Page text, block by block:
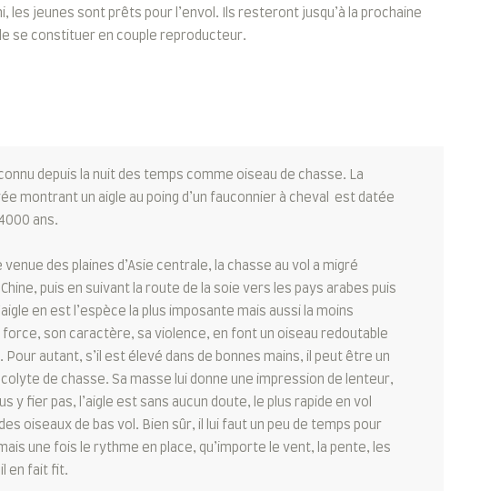
jeunes sont prêts pour l’envol. Ils resteront jusqu’à la prochaine
se constituer en couple reproducteur.
depuis la nuit des temps comme oiseau de chasse. La
montrant un aigle au poing d’un fauconnier à cheval est datée
ans.
venue des plaines d’Asie centrale, la chasse au vol a migré
Chine, puis en suivant la route de la soie vers les pays arabes puis
en est l’espèce la plus imposante mais aussi la moins
force, son caractère, sa violence, en font un oiseau redoutable
autant, s’il est élevé dans de bonnes mains, il peut être un
de chasse. Sa masse lui donne une impression de lenteur,
y fier pas, l’aigle est sans aucun doute, le plus rapide en vol
oiseaux de bas vol. Bien sûr, il lui faut un peu de temps pour
une fois le rythme en place, qu’importe le vent, la pente, les
en fait fit.